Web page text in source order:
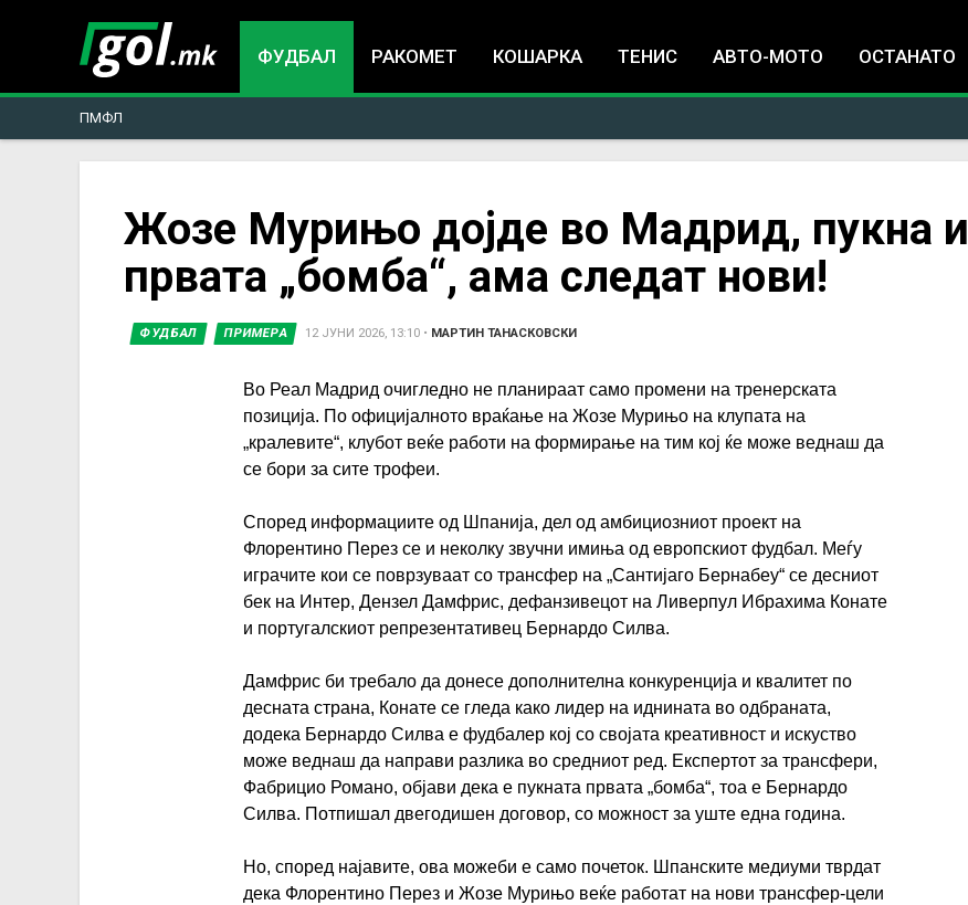
ФУДБАЛ РАКОМЕТ КОШАРКА ТЕНИС АВТО-МОТО ОСТАНАТО
ПМФЛ
You
here
Жозе Мурињо дојде во Мадрид, пукна и
првата „бомба“, ама следат нови!
ФУДБАЛ ПРИМЕРА 12 ЈУНИ 2026, 13:10• МАРТИН ТАНАСКОВСКИ
Во Реал Мадрид очигледно не планираат само промени на тренерската
позиција. По официјалното враќање на Жозе Мурињо на клупата на
„кралевите“, клубот веќе работи на формирање на тим кој ќе може веднаш да
се бори за сите трофеи.
Според информациите од Шпанија, дел од амбициозниот проект на
Флорентино Перез се и неколку звучни имиња од европскиот фудбал. Меѓу
играчите кои се поврзуваат со трансфер на „Сантијаго Бернабеу“ се десниот
бек на Интер, Дензел Дамфрис, дефанзивецот на Ливерпул Ибрахима Конате
и португалскиот репрезентативец Бернардо Силва.
Дамфрис би требало да донесе дополнителна конкуренција и квалитет по
десната страна, Конате се гледа како лидер на иднината во одбраната,
додека Бернардо Силва е фудбалер кој со својата креативност и искуство
може веднаш да направи разлика во средниот ред. Експертот за трансфери,
Фабрицио Романо, објави дека е пукната првата „бомба“, тоа е Бернардо
Силва. Потпишал двегодишен договор, со можност за уште една година.
Но, според најавите, ова можеби е само почеток. Шпанските медиуми тврдат
дека Флорентино Перез и Жозе Мурињо веќе работат на нови трансфер-цели